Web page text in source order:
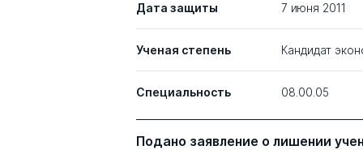
Дата защиты 7 июня 2011
Ученая степень Кандидат
Специальность 08.00.05
Подано заявление о лишении